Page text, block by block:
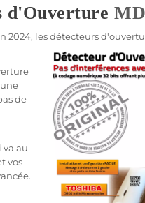
d'Ouverture
les détecteurs
de
va au-
vos